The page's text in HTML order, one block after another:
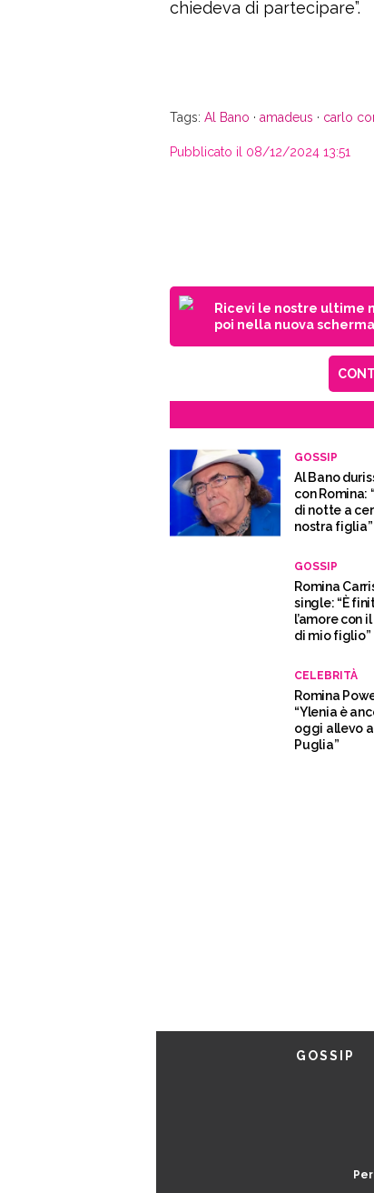
chiedeva di partecipare”.
Tags: Al Bano · amadeus · carlo
Pubblicato il 08/12/2024 13:51
Ricevi le nostre ultime
poi nella nuova
GOSSIP
Al Bano
con Romina:
di notte a
nostra figlia”
GOSSIP
Romina
single: “È
l’amore con
di mio figlio”
CELEBRITÀ
Romina
“Ylenia è
oggi allevo
Puglia”
GOSSIP